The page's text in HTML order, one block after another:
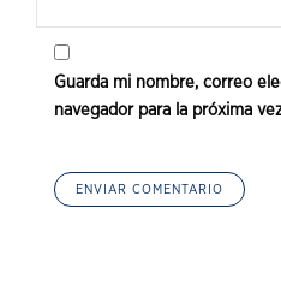
Guarda mi nombre, correo
navegador para la próxima